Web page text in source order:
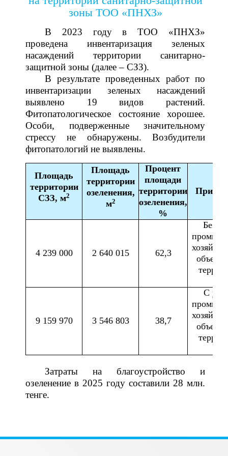
зоны ТОО «ПНХЗ»
В 2023 году в ТОО «ПНХЗ»
проведена инвентаризация зеленых
насаждений территории санитарно-
защитной зоны (далее – СЗЗ).
В результате проведенных работ по
инвентаризации зеленых насаждений
выявлено 19 видов растений.
Фитопатологическое состояние хорошее.
Особи, подверженные значительному
стрессу не обнаружены. Возбудители
фитопатологий не выявлены.
Площадь
территории
СЗЗ, м2
Площадь
территории
озеленения,
м2
Процент
площади
территории
озеленения,
%
4 239 000 2 640 015 62,3
Без
9 159 970 3 546 803 38,7
С
Затраты на благоустройство и
озеленение в 2025 году составили 28 млн.
тенге.